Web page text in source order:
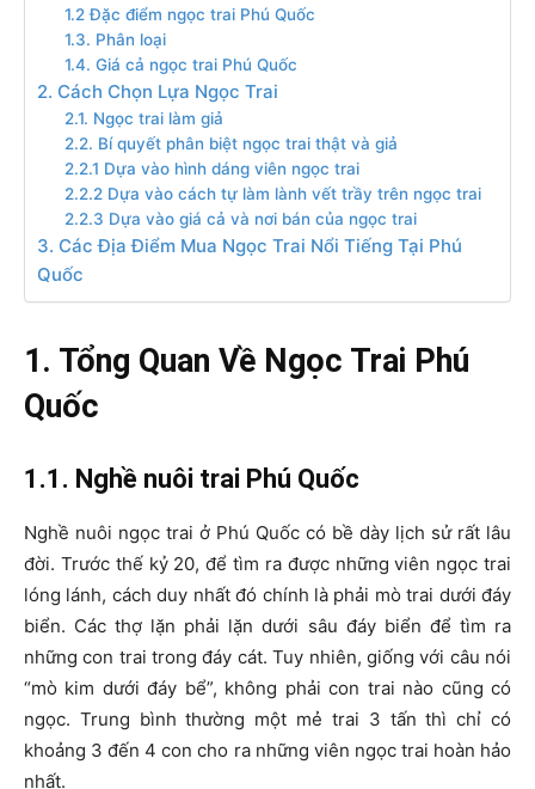
1.2 Đặc điểm ngọc trai Phú Quốc
1.3. Phân loại
1.4. Giá cả ngọc trai Phú Quốc
2. Cách Chọn Lựa Ngọc Trai
2.1. Ngọc trai làm giả
2.2. Bí quyết phân biệt ngọc trai thật và giả
2.2.1 Dựa vào hình dáng viên ngọc trai
2.2.2 Dựa vào cách tự làm lành vết trầy trên ngọc trai
2.2.3 Dựa vào giá cả và nơi bán của ngọc trai
3. Các Địa Điểm Mua Ngọc Trai Nổi Tiếng Tại Phú
Quốc
1. Tổng Quan Về Ngọc Trai Phú
Quốc
1.1. Nghề nuôi trai Phú Quốc
Nghề nuôi ngọc trai ở Phú Quốc có bề dày lịch sử rất lâu
đời. Trước thế kỷ 20, để tìm ra được những viên ngọc trai
lóng lánh, cách duy nhất đó chính là phải mò trai dưới đáy
biển. Các thợ lặn phải lặn dưới sâu đáy biển để tìm ra
những con trai trong đáy cát. Tuy nhiên, giống với câu nói
“mò kim dưới đáy bể”, không phải con trai nào cũng có
ngọc. Trung bình thường một mẻ trai 3 tấn thì chỉ có
khoảng 3 đến 4 con cho ra những viên ngọc trai hoàn hảo
nhất.